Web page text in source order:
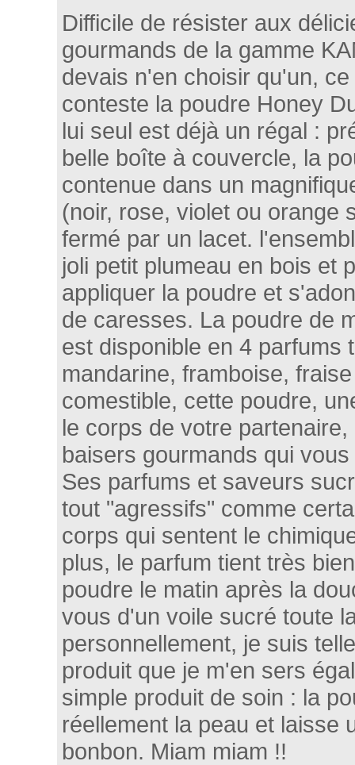
Difficile de résister aux
gourmands de la gamme
devais n'en choisir qu'un,
conteste la poudre Honey
lui seul est déjà un régal :
belle boîte à couvercle, la
contenue dans un
(noir, rose, violet ou orange
fermé par un lacet.
joli petit plumeau en bois et
appliquer la poudre et
de caresses. La poudre de
est disponible en 4 parfums
mandarine, framboise,
comestible, cette poudre,
le corps de votre
baisers gourmands qui
Ses parfums et saveurs
tout "agressifs" comme
corps qui sentent le
plus, le parfum tient très
poudre le matin après la
vous d'un voile sucré toute
personnellement, je suis
produit que je m'en sers
simple produit de soin : la
réellement la peau et laisse
bonbon. Miam miam !!